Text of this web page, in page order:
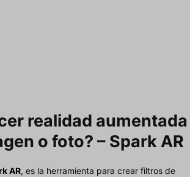
realidad aumentada
o foto? – Spark AR
AR, es la herramienta para crear filtros de